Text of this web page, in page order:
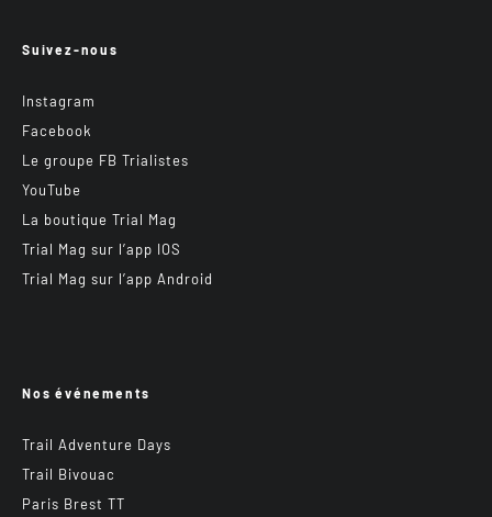
Suivez-nous
Instagram
Facebook
Le groupe FB Trialistes
YouTube
La boutique Trial Mag
Trial Mag sur l’app IOS
Trial Mag sur l’app Android
Nos événements
Trail Adventure Days
Trail Bivouac
Paris Brest TT